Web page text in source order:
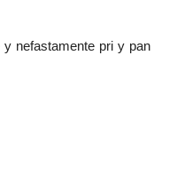
nefastamente pri y pan